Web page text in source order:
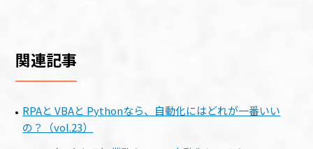
関連記事
RPAと VBAと Pythonなら、自動化にはどれが一番いい
の？（vol.23）